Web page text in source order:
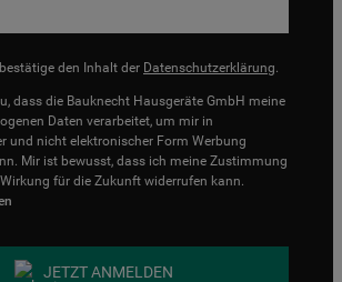
den Inhalt der Datenschutzerklärung.
dass die Bauknecht Hausgeräte GmbH meine
Daten verarbeitet, um mir in
und nicht elektronischer Form Werbung
Mir ist bewusst, dass ich meine Zustimmung
für die Zukunft widerrufen kann.
JETZT ANMELDEN